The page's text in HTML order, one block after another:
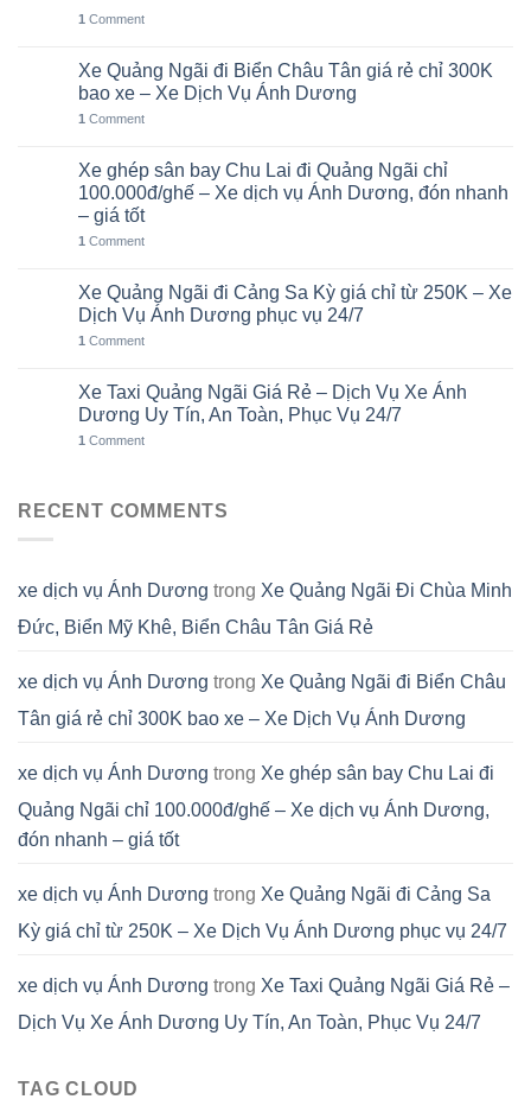
1 Comment
Xe Quảng Ngãi đi Biển Châu Tân giá rẻ chỉ 300K
bao xe – Xe Dịch Vụ Ánh Dương
1 Comment
Xe ghép sân bay Chu Lai đi Quảng Ngãi chỉ
100.000đ/ghế – Xe dịch vụ Ánh Dương, đón nhanh
– giá tốt
1 Comment
Xe Quảng Ngãi đi Cảng Sa Kỳ giá chỉ từ 250K – Xe
Dịch Vụ Ánh Dương phục vụ 24/7
1 Comment
Xe Taxi Quảng Ngãi Giá Rẻ – Dịch Vụ Xe Ánh
Dương Uy Tín, An Toàn, Phục Vụ 24/7
1 Comment
RECENT COMMENTS
xe dịch vụ Ánh Dương trong Xe Quảng Ngãi Đi Chùa Minh
Đức, Biển Mỹ Khê, Biển Châu Tân Giá Rẻ
xe dịch vụ Ánh Dương trong Xe Quảng Ngãi đi Biển Châu
Tân giá rẻ chỉ 300K bao xe – Xe Dịch Vụ Ánh Dương
xe dịch vụ Ánh Dương trong Xe ghép sân bay Chu Lai đi
Quảng Ngãi chỉ 100.000đ/ghế – Xe dịch vụ Ánh Dương,
đón nhanh – giá tốt
xe dịch vụ Ánh Dương trong Xe Quảng Ngãi đi Cảng Sa
Kỳ giá chỉ từ 250K – Xe Dịch Vụ Ánh Dương phục vụ 24/7
xe dịch vụ Ánh Dương trong Xe Taxi Quảng Ngãi Giá Rẻ –
Dịch Vụ Xe Ánh Dương Uy Tín, An Toàn, Phục Vụ 24/7
TAG CLOUD